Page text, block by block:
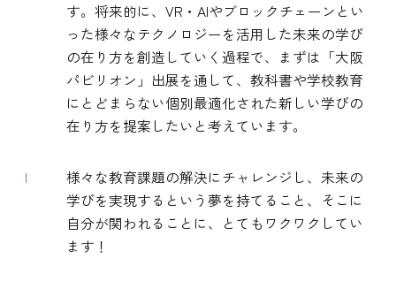
す。将来的に、VR・AIやブロックチェーンとい
った様々なテクノロジーを活用した未来の学び
の在り方を創造していく過程で、まずは「大阪
パビリオン」出展を通して、教科書や学校教育
にとどまらない個別最適化された新しい学びの
在り方を提案したいと考えています。
I
様々な教育課題の解決にチャレンジし、未来の
学びを実現するという夢を持てること、そこに
自分が関われることに、とてもワクワクしてい
ます！